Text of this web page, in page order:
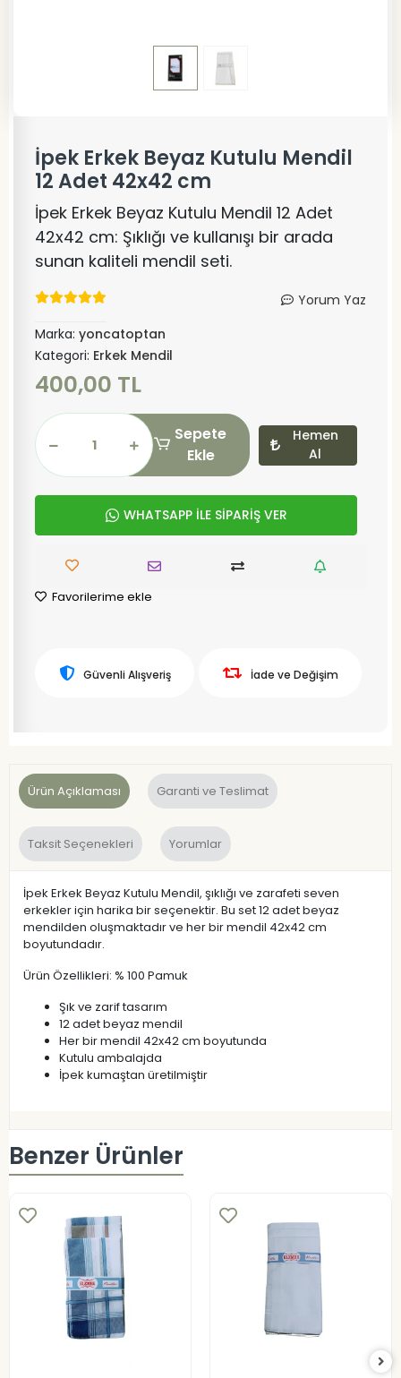
İpek Erkek Beyaz Kutulu Mendil
12 Adet 42x42 cm
İpek Erkek Beyaz Kutulu Mendil 12 Adet
42x42 cm: Şıklığı ve kullanışı bir arada
sunan kaliteli mendil seti.
Yorum Yaz
Marka: yoncatoptan
Kategori: Erkek Mendil
400,00 TL
Sepete
Ekle
Hemen
Al
WHATSAPP İLE SİPARİŞ VER
Favorilerime ekle
Güvenli Alışveriş İade ve Değişim
Ürün Açıklaması Garanti ve Teslimat
Taksit Seçenekleri Yorumlar
İpek Erkek Beyaz Kutulu Mendil, şıklığı ve zarafeti seven
erkekler için harika bir seçenektir. Bu set 12 adet beyaz
mendilden oluşmaktadır ve her bir mendil 42x42 cm
boyutundadır.
Ürün Özellikleri: % 100 Pamuk
Şık ve zarif tasarım
12 adet beyaz mendil
Her bir mendil 42x42 cm boyutunda
Kutulu ambalajda
İpek kumaştan üretilmiştir
Benzer Ürünler